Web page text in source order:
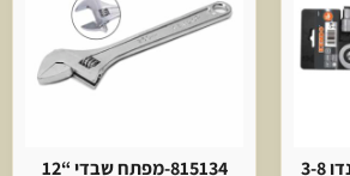
816208-סט בוקסה קנדו 3-8
815134-מפתח שבדי “12